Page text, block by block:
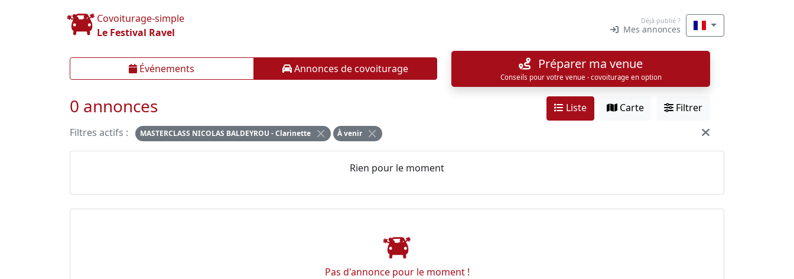
Covoiturage-simple
Le Festival Ravel
Déjà publié ?
Mes annonces
Événements Annonces de covoiturage Préparer ma venue
Conseils pour votre venue · covoiturage en option
0 annonces Liste Carte
Filtrer
Filtres actifs :
MASTERCLASS NICOLAS BALDEYROU - Clarinette À venir
Rien pour le moment
Pas d'annonce pour le moment !